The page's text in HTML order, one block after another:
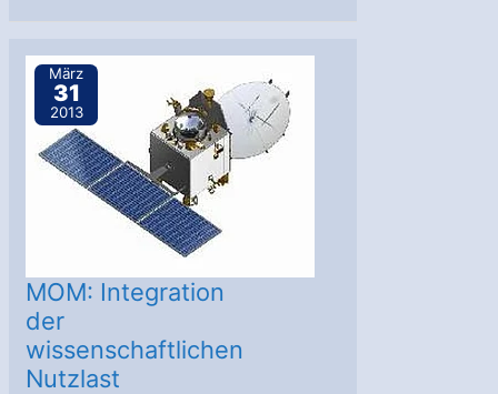
Erdgöttin
demnächst
auf
Sternenjagd
März
31
2013
MOM: Integration
der
wissenschaftlichen
Nutzlast